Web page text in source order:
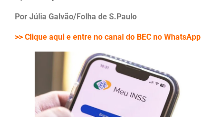
Por Júlia Galvão/Folha de S.Paulo
>> Clique aqui e entre no canal do BEC no WhatsApp